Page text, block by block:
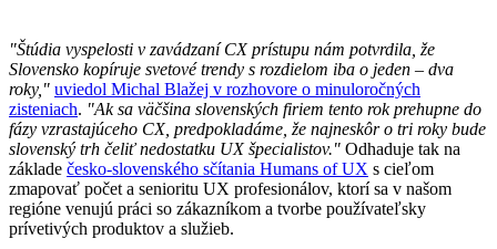
"Štúdia vyspelosti v zavádzaní CX prístupu nám potvrdila, že
Slovensko kopíruje svetové trendy s rozdielom iba o jeden – dva
roky," uviedol Michal Blažej v rozhovore o minuloročných
zisteniach. "Ak sa väčšina slovenských firiem tento rok prehupne do
fázy vzrastajúceho CX, predpokladáme, že najneskôr o tri roky bude
slovenský trh čeliť nedostatku UX špecialistov." Odhaduje tak na
základe česko-slovenského sčítania Humans of UX s cieľom
zmapovať počet a senioritu UX profesionálov, ktorí sa v našom
regióne venujú práci so zákazníkom a tvorbe používateľsky
prívetivých produktov a služieb.